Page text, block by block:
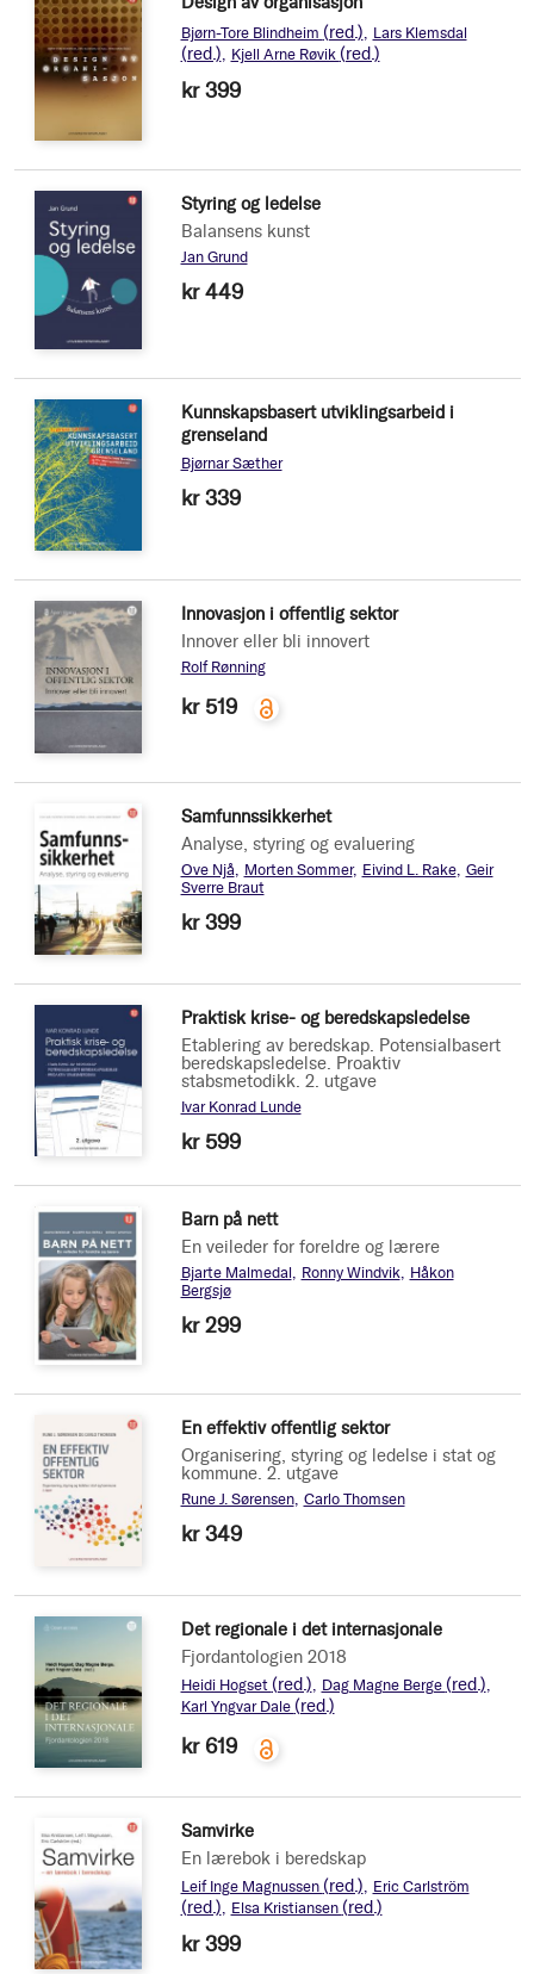
Bjørn-Tore Blindheim (red.) Lars Klemsdal
(red.) Kjell Arne Røvik (red.)
kr 399
Styring og ledelse
Balansens kunst
Jan Grund
kr 449
Kunnskapsbasert utviklingsarbeid i
grenseland
Bjørnar Sæther
kr 339
Innovasjon i offentlig sektor
Innover eller bli innovert
Rolf Rønning
kr 519
Samfunnssikkerhet
Analyse, styring og evaluering
Ove Njå Morten Sommer Eivind L. Rake Geir
Sverre Braut
kr 399
Praktisk krise- og beredskapsledelse
Etablering av beredskap. Potensialbasert
beredskapsledelse. Proaktiv
stabsmetodikk. 2. utgave
Ivar Konrad Lunde
kr 599
Barn på nett
En veileder for foreldre og lærere
Bjarte Malmedal Ronny Windvik
Håkon
Bergsjø
kr 299
En effektiv offentlig sektor
Organisering, styring og ledelse i stat og
kommune. 2. utgave
Rune J. Sørensen Carlo Thomsen
kr 349
Det regionale i det internasjonale
Fjordantologien 2018
Heidi Hogset (red.) Dag Magne Berge (red.)
Karl Yngvar Dale (red.)
kr 619
Samvirke
En lærebok i beredskap
Leif Inge Magnussen (red.) Eric Carlström
(red.) Elsa Kristiansen (red.)
kr 399